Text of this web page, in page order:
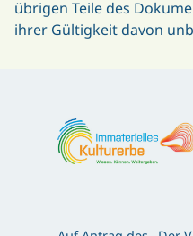
übrigen Teile des
ihrer Gültigkeit davon